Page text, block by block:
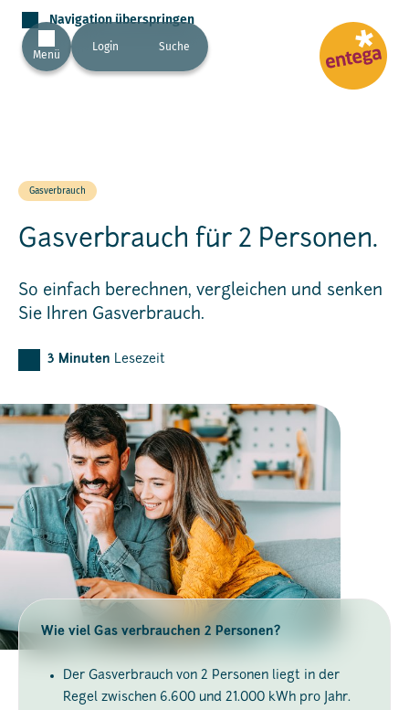
Navigation überspringen
Menü
Login Suche
Gasverbrauch
Gasverbrauch für 2 Personen.
So einfach berechnen, vergleichen und senken
Sie Ihren Gasverbrauch.
3 Minuten Lesezeit
Wie viel Gas verbrauchen 2 Personen?
Der Gasverbrauch von 2 Personen liegt in der
Regel zwischen 6.600 und 21.000 kWh pro Jahr.